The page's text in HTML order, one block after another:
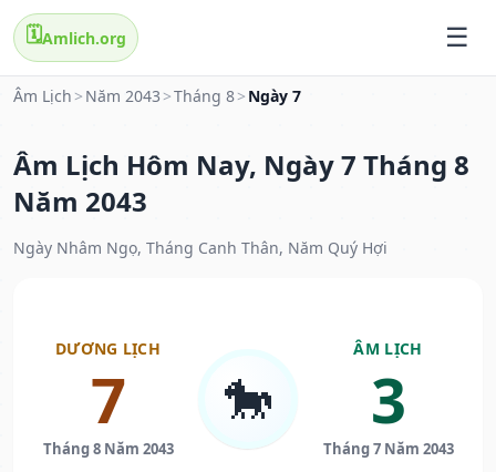
🗓️Amlich.org
Âm Lịch > Năm 2043 >Tháng 8> Ngày 7
Âm Lịch Hôm Nay, Ngày 7 Tháng 8
Năm 2043
Ngày Nhâm Ngọ, Tháng Canh Thân, Năm Quý Hợi
DƯƠNG LỊCH
7
Tháng 8 Năm 2043
🐎
ÂM LỊCH
3
Tháng 7 Năm 2043